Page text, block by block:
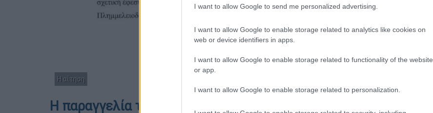
I want to allow Google to send me personalized advertising.
I want to allow Google to enable storage related to analytics like cookies on
web or device identifiers in apps.
I want to allow Google to enable storage related to functionality of the website
or app.
I want to allow Google to enable storage related to personalization.
Η αίτηση
Η παραγγελία της Εισαγγελέως του Αρείου Πάγου